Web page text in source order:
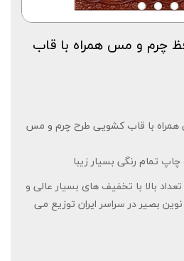
چرم و مس همراه با قاب
با قاب کشویی طرح چرم و مس
تمام رنگی بسیار زیبا
بالا با تخفیف های بسیار عالی و
بصیر در سراسر ایران توزیع می